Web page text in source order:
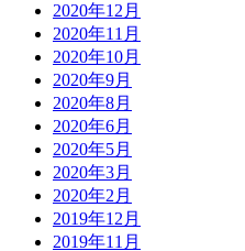
2020年12月
2020年11月
2020年10月
2020年9月
2020年8月
2020年6月
2020年5月
2020年3月
2020年2月
2019年12月
2019年11月